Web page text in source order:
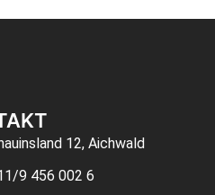
12, Aichwald
9 456 002 6